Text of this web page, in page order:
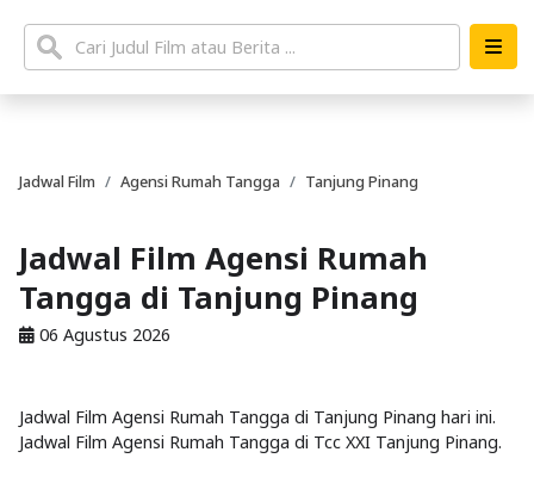
Jadwal Film Agensi Rumah Tangga Tanjung Pinang
Jadwal Film Agensi Rumah
Tangga di Tanjung Pinang
06 Agustus 2026
Jadwal Film Agensi Rumah Tangga di Tanjung Pinang hari ini.
Jadwal Film Agensi Rumah Tangga di Tcc XXI Tanjung Pinang.